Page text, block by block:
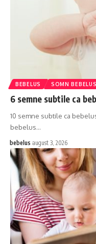
BEBELUS SOMN BEBELUS
6 semne subtile ca
10 semne subtile ca
bebelus…
bebelus august 3, 2026